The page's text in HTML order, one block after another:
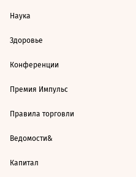
Наука
Здоровье
Конференции
Премия Импульс
Правила торговли
Ведомости&
Капитал